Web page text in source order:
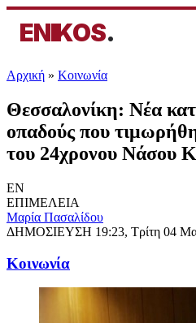
ENIKOS.
Αρχική » Κοινωνία
Θεσσαλονίκη: Νέα
οπαδούς που
του 24χρονου Νάσου
EN
ΕΠΙΜΕΛΕΙΑ
Μαρία Πασαλίδου
ΔΗΜΟΣΙΕΥΣΗ 19:23, Τρίτη 04
Κοινωνία